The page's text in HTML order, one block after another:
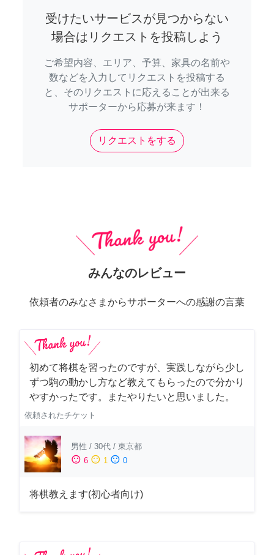
受けたいサービスが見つからない
場合はリクエストを投稿しよう
ご希望内容、エリア、予算、家具の名前や
数などを入力してリクエストを投稿する
と、そのリクエストに応えることが出来る
サポーターから応募が来ます！
リクエストをする
みんなのレビュー
依頼者のみなさまからサポーターへの感謝の言葉
初めて将棋を習ったのですが、実践しながら少し
ずつ駒の動かし方など教えてもらったので分かり
やすかったです。またやりたいと思いました。
依頼されたチケット
男性 / 30代 / 東京都
sentiment_satisfied 6 sentiment_neutral 1 sentiment_dissatisfied 0
将棋教えます(初心者向け)